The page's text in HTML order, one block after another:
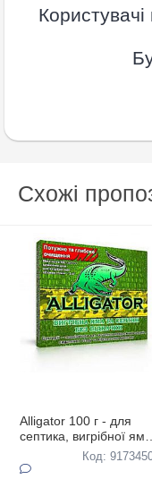
Схожі
Alligator 100 г - для
септика, вигрібної ями,
вуличного туалету
Код: